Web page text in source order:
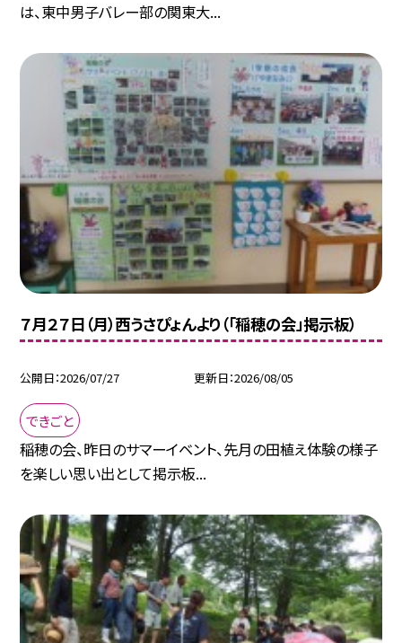
は、東中男子バレー部の関東大...
７月２７日（月）西うさぴょんより（「稲穂の会」掲示板）
公開日 2026/07/27 更新日 2026/08/05
できごと
稲穂の会、昨日のサマーイベント、先月の田植え体験の様子
を楽しい思い出として掲示板...